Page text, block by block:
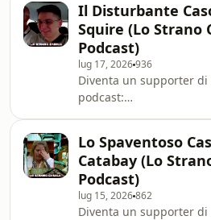
Il Disturbante
Squire (Lo Strano
Podcast)
lug 17, 2026936
Diventa un supporter di
podcast:
Lo Spaventoso
Catabay (Lo
Podcast)
lug 15, 2026862
Diventa un supporter di